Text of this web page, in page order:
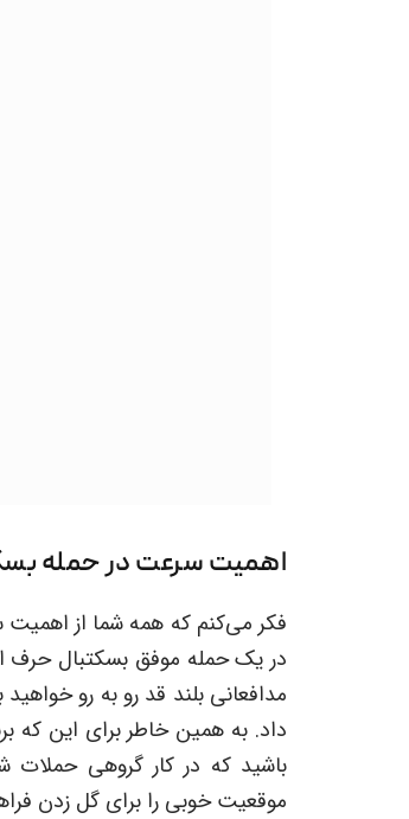
اهمیت سرعت در حمله
فکر می‌کنم که همه شما از
در یک حمله موفق بسکتبال حرف
مدافعانی بلند قد رو به رو
داد. به همین خاطر برای این که
باشید که در کار گروهی
موقعیت خوبی را برای گل زدن